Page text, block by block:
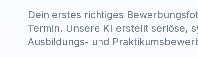
Dein erstes richtiges
Termin. Unsere KI erstellt seriöse,
Ausbildungs- und